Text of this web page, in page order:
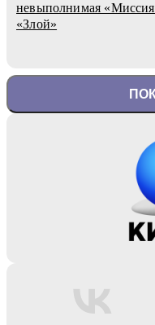
невыполнимая
«Злой»